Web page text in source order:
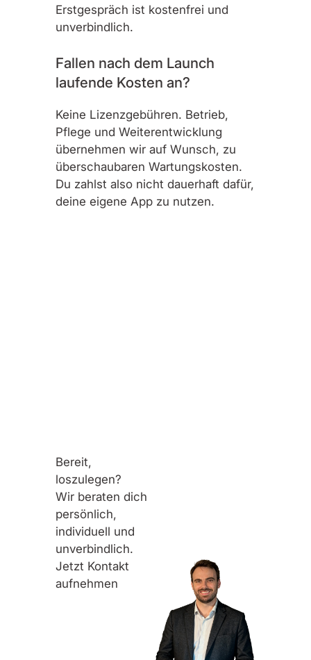
Erstgespräch ist kostenfrei und
unverbindlich.
Fallen nach dem Launch
laufende Kosten an?
Keine Lizenzgebühren. Betrieb,
Pflege und Weiterentwicklung
übernehmen wir auf Wunsch, zu
überschaubaren Wartungskosten.
Du zahlst also nicht dauerhaft dafür,
deine eigene App zu nutzen.
Bereit,
loszulegen?
Wir beraten dich
persönlich,
individuell und
unverbindlich.
Jetzt Kontakt
aufnehmen